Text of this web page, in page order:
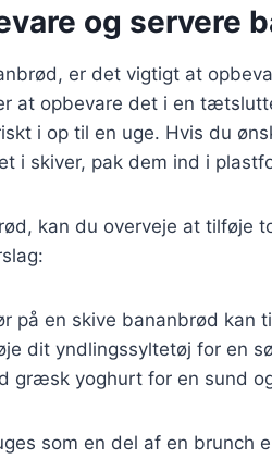
og servere
er det vigtigt at
at opbevare det i en
i op til en uge. Hvis du
i skiver, pak dem ind i
kan du overveje at tilføje
på en skive bananbrød kan
dit yndlingssyltetøj for en
græsk yoghurt for en sund
som en del af en brunch